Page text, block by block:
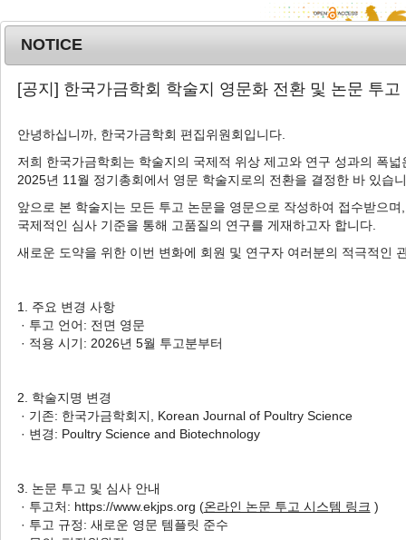
T
o
e
n
a
MENU
Korean J. Poult. Sci. 2022;
49(4 ):199-210
pISSN: 1225-6625, eISSN: 2287-5387
Article
Enrichment 종류 및 개수 설정에 따른 육
내 수분함량에 미치는 영향
김현수1 * , 김희진2 ,* ,전진주
Effects of the Type and Number of
Enrichment on Growth
Performance, Blood
Dermatitis, and Litter Moisture in
Broilers
NOTICE
[공지] 한국가금학회 학술지 영문화 전환 및 논문 투고
안녕하십니까, 한국가금학회 편집위원회입니다.
저희 한국가금학회는 학술지의 국제적 위상 제고와 연구 성과의 폭넓
2025년 11월 정기총회에서 영문 학술지로의 전환을 결정한 바 있습
앞으로 본 학술지는 모든 투고 논문을 영문으로 작성하여 접수받으며,
국제적인 심사 기준을 통해 고품질의 연구를 게재하고자 합니다.
새로운 도약을 위한 이번 변화에 회원 및 연구자 여러분의 적극적인
1. 주요 변경 사항
· 투고 언어: 전면 영문
· 적용 시기: 2026년 5월 투고분부터
2. 학술지명 변경
· 기존: 한국가금학회지, Korean Journal of Poultry Science
· 변경: Poultry Science and Biotechnology
3. 논문 투고 및 심사 안내
· 투고처: https://www.ekjps.org (온라인 논문 투고 시스템 링크 )
· 투고 규정: 새로운 영문 템플릿 준수